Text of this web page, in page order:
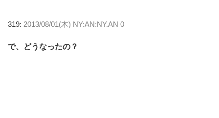
319: 2013/08/01(木) NY:AN:NY.AN 0
で、どうなったの？